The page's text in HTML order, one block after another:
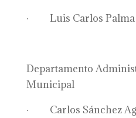
· Luis Carlos Palma
Departamento
Municipal
· Carlos Sánchez